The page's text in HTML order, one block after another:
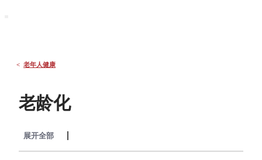
< 老年人健康
老龄化
展开全部